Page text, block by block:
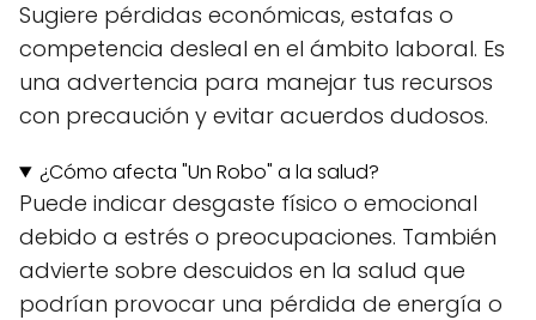
Sugiere pérdidas económicas, estafas o
competencia desleal en el ámbito laboral. Es
una advertencia para manejar tus recursos
con precaución y evitar acuerdos dudosos.
¿Cómo afecta "Un Robo" a la salud?
Puede indicar desgaste físico o emocional
debido a estrés o preocupaciones. También
advierte sobre descuidos en la salud que
podrían provocar una pérdida de energía o